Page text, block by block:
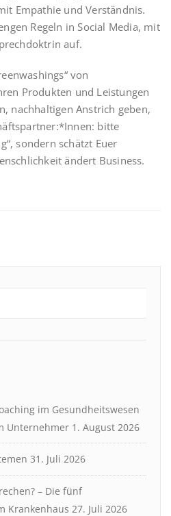
Empathie und Verständnis.
Regeln in Social Media, mit
auf.
von
Produkten und Leistungen
nachhaltigen Anstrich geben,
bitte
sondern schätzt Euer
ändert Business.
im Gesundheitswesen
Unternehmer 1. August 2026
31. Juli 2026
– Die fünf
Krankenhaus 27. Juli 2026